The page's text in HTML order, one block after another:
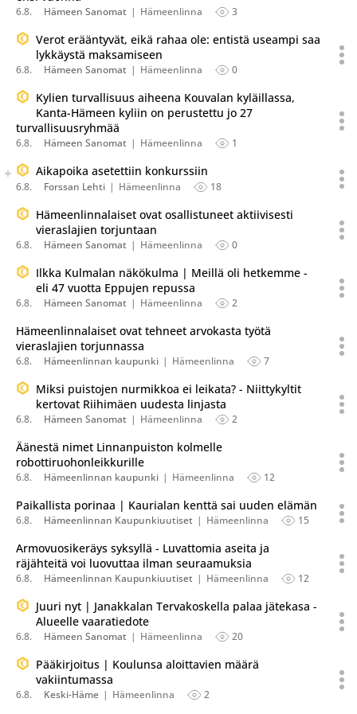
6.8. Hämeen Sanomat Hämeenlinna 3
Verot erääntyvät, eikä rahaa ole: entistä useampi saa
lykkäystä maksamiseen
6.8. Hämeen Sanomat Hämeenlinna 0
Kylien turvallisuus aiheena Kouvalan kyläillassa,
Kanta-Hämeen kyliin on perustettu jo 27
turvallisuusryhmää
6.8. Hämeen Sanomat Hämeenlinna 1
Seuraava uutinen on julkaistu useassa eri lähteessä.
Listaa uutisen kaikki versiot
Aikapoika asetettiin konkurssiin
6.8. Forssan Lehti Hämeenlinna 18
Hämeenlinnalaiset ovat osallistuneet aktiivisesti
vieraslajien torjuntaan
6.8. Hämeen Sanomat Hämeenlinna 0
Ilkka Kulmalan näkökulma | Meillä oli hetkemme -
eli 47 vuotta Eppujen repussa
6.8. Hämeen Sanomat Hämeenlinna 2
Hämeenlinnalaiset ovat tehneet arvokasta työtä
vieraslajien torjunnassa
6.8. Hämeenlinnan kaupunki Hämeenlinna 7
Miksi puistojen nurmikkoa ei leikata? - Niittykyltit
kertovat Riihimäen uudesta linjasta
6.8. Hämeen Sanomat Hämeenlinna 2
Äänestä nimet Linnanpuiston kolmelle
robottiruohonleikkurille
6.8. Hämeenlinnan kaupunki Hämeenlinna 12
Paikallista porinaa | Kaurialan kenttä sai uuden elämän
6.8. Hämeenlinnan Kaupunkiuutiset Hämeenlinna 15
Armovuosikeräys syksyllä - Luvattomia aseita ja
räjähteitä voi luovuttaa ilman seuraamuksia
6.8. Hämeenlinnan Kaupunkiuutiset Hämeenlinna 12
Juuri nyt | Janakkalan Tervakoskella palaa jätekasa -
Alueelle vaaratiedote
6.8. Hämeen Sanomat Hämeenlinna 20
Pääkirjoitus | Koulunsa aloittavien määrä
vakiintumassa
6.8. Keski-Häme Hämeenlinna 2